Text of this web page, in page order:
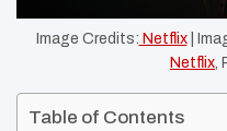
Image Credits: Netflix|
Netflix
Table of Contents